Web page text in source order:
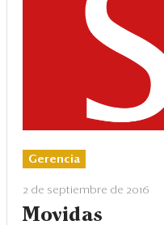
Gerencia
2 de septiembre de 2016
Movidas